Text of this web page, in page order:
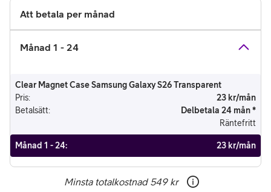
Att betala per månad
Månad 1 - 24
Clear Magnet Case Samsung Galaxy S26 Transparent
Pris:
23 kr/mån
Betalsätt:
Delbetala 24 mån *
Räntefritt
Månad 1 - 24: 23 kr/mån
Minsta totalkostnad 549 kr